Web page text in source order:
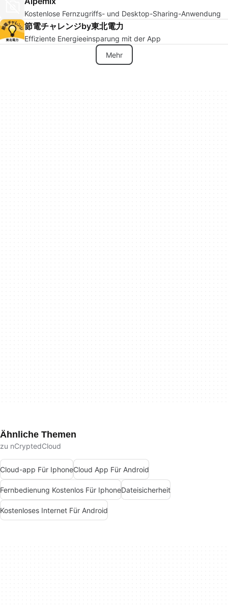
Kostenlose Fernzugriffs- und Desktop-Sharing-Anwendung
節電チャレンジby東北電力
Effiziente Energieeinsparung mit der App
Mehr
Ähnliche Themen
zu nCryptedCloud
Cloud-app Für IphoneCloud App Für Android
Fernbedienung Kostenlos Für IphoneDateisicherheit
Kostenloses Internet Für Android